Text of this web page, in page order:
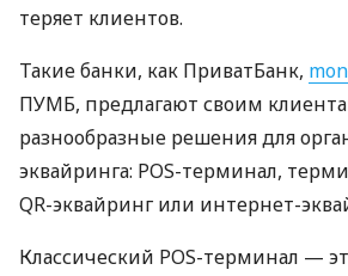
теряет клиентов.
Такие банки, как ПриватБанк,
ПУМБ, предлагают своим
разнообразные решения для
эквайринга: POS-терминал,
QR-эквайринг или интернет-
Классический POS-терминал —